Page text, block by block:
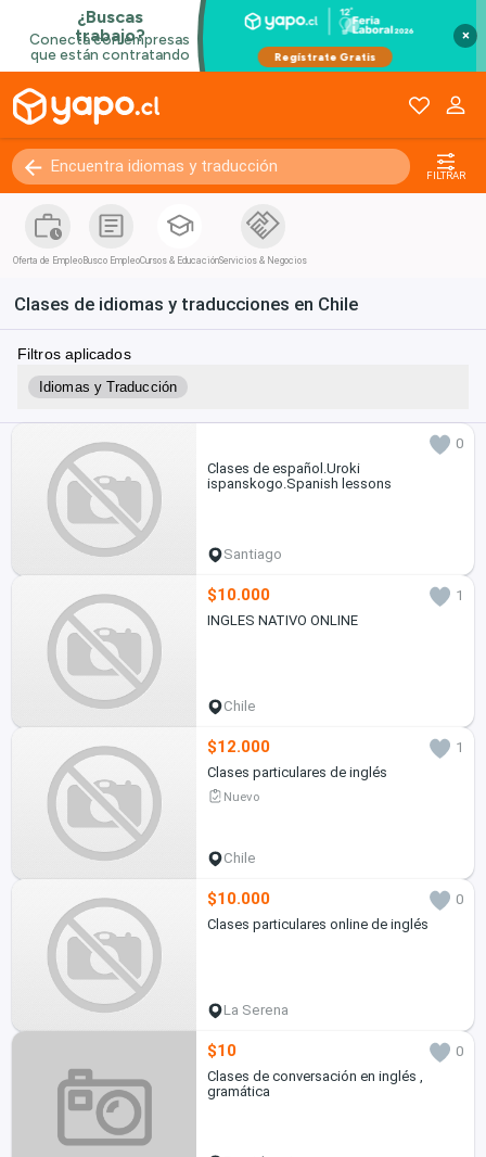
×
FILTRAR
Oferta de Empleo Busco EmpleoCursos & EducaciónServicios & Negocios
Clases de idiomas y traducciones en Chile
Filtros aplicados
Idiomas y Traducción
0
Clases de español.Uroki
ispanskogo.Spanish lessons
Santiago
$10.000
1
INGLES NATIVO ONLINE
Chile
$12.000
1
Clases particulares de inglés
Nuevo
Chile
$10.000
0
Clases particulares online de inglés
La Serena
$10
0
Clases de conversación en inglés ,
gramática